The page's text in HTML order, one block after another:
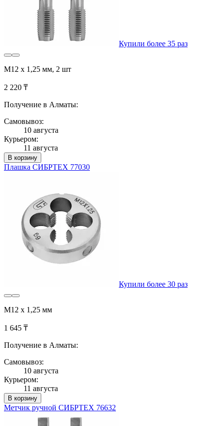
Купили более 35 раз
М12 х 1,25 мм, 2 шт
2 220 ₸
Получение в Алматы:
Самовывоз:
10 августа
Курьером:
11 августа
В корзину
Плашка СИБРТЕХ 77030
Купили более 30 раз
М12 х 1,25 мм
1 645 ₸
Получение в Алматы:
Самовывоз:
10 августа
Курьером:
11 августа
В корзину
Метчик ручной СИБРТЕХ 76632